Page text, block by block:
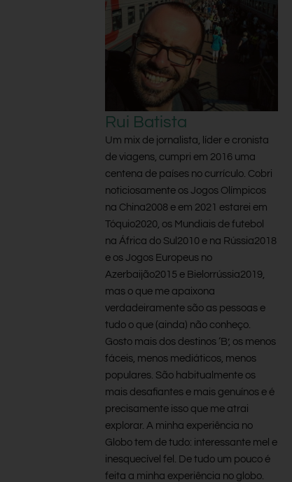
Rui Batista
Um mix de jornalista, líder e cronista
de viagens, cumpri em 2016 uma
centena de países no currículo. Cobri
noticiosamente os Jogos Olímpicos
na China2008 e em 2021 estarei em
Tóquio2020, os Mundiais de futebol
na África do Sul2010 e na Rússia2018
e os Jogos Europeus no
Azerbaijão2015 e Bielorrússia2019,
mas o que me apaixona
verdadeiramente são as pessoas e
tudo o que (ainda) não conheço.
Gosto mais dos destinos ‘B’, os menos
fáceis, menos mediáticos, menos
populares. São habitualmente os
mais desafiantes e mais genuínos e é
precisamente isso que me atrai
explorar. A minha experiência no
Globo tem de tudo: interessante mel e
inesquecível fel. De tudo um pouco é
feita a minha experiência no globo.